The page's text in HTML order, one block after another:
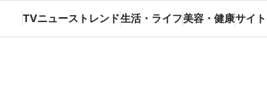
content
TVニューストレンド生活・ライフ美容・健康サイ